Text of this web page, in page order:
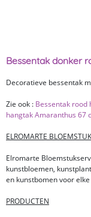
Bessentak donker
Decoratieve bessentak
Zie ook : Bessentak rood
hangtak Amaranthus 67
ELROMARTE
Elromarte
kunstbloemen,
en kunstbomen voor
PRODUCTEN